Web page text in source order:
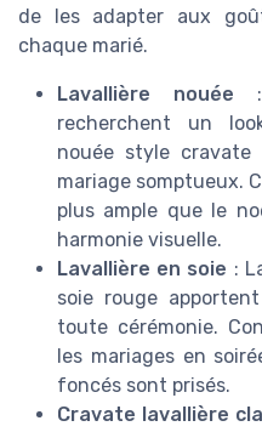
de les adapter aux
chaque marié.
Lavallière nouée :
recherchent un
nouée style
mariage somptueux.
plus ample que le
harmonie visuelle.
Lavallière en soie :
soie rouge
toute cérémonie.
les mariages en
foncés sont prisés.
Cravate lavallière